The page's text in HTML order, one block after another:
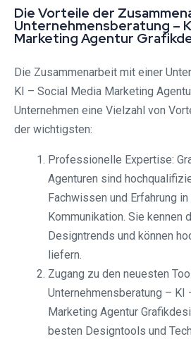
Die Vorteile der
Unternehmensberatung –
Marketing Agentur
Die Zusammenarbeit mit einer
KI – Social Media Marketing
Unternehmen eine Vielzahl von
der wichtigsten:
Professionelle Expertise:
Agenturen sind
Fachwissen und Erfahrung
Kommunikation. Sie kennen
Designtrends und können
liefern.
Zugang zu den neuesten
Unternehmensberatung – KI
Marketing Agentur
besten Designtools und